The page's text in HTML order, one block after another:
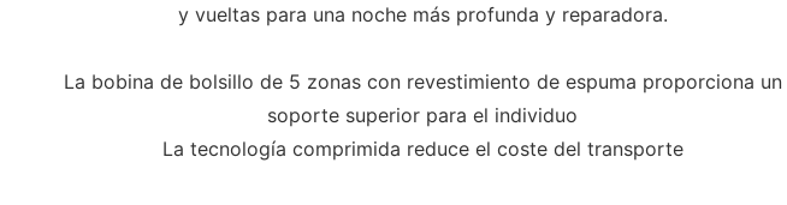
y vueltas para una noche más profunda y reparadora.
La bobina de bolsillo de 5 zonas con revestimiento de espuma proporciona un
soporte superior para el individuo
La tecnología comprimida reduce el coste del transporte